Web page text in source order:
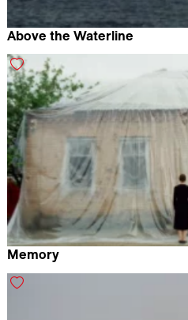
Above the Waterline
Memory